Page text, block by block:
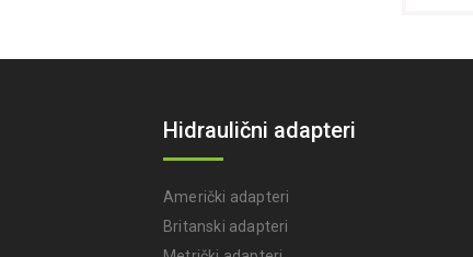
Hidraulični adapteri
Američki adapteri
Britanski adapteri